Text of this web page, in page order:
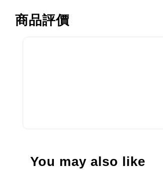
商品評價
You may also like